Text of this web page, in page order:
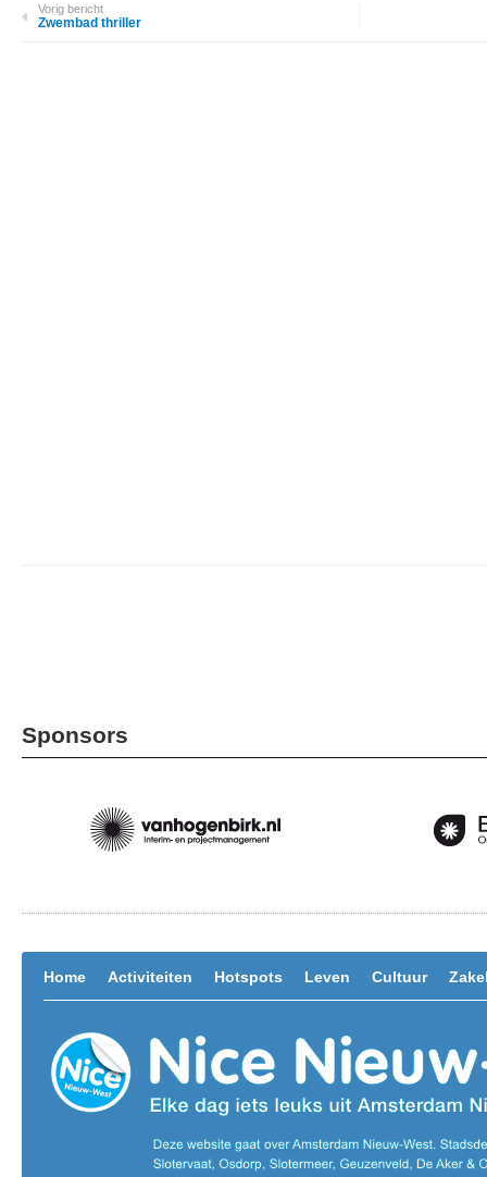
Vorig bericht
Zwembad thriller
Sponsors
Home Activiteiten Hotspots Leven Cultuur